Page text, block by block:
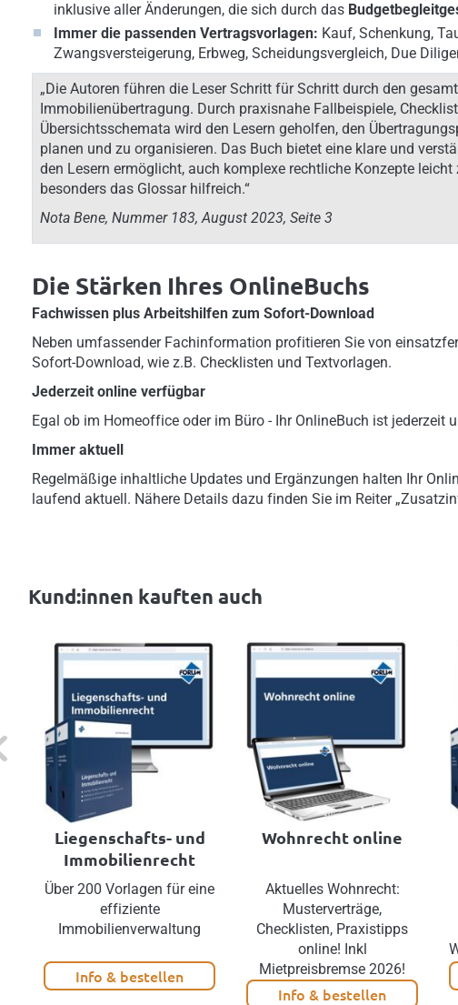
inklusive aller Änderungen, die sich durch das
Immer die passenden Vertragsvorlagen: Kauf, Schenkung,
Zwangsversteigerung, Erbweg, Scheidungsvergleich, Due
„Die Autoren führen die Leser Schritt für Schritt durch den
Immobilienübertragung. Durch praxisnahe Fallbeispiele,
Übersichtsschemata wird den Lesern geholfen, den
planen und zu organisieren. Das Buch bietet eine klare und
den Lesern ermöglicht, auch komplexe rechtliche Konzepte
besonders das Glossar hilfreich.“
Nota Bene, Nummer 183, August 2023, Seite 3
Die Stärken Ihres OnlineBuchs
Fachwissen plus Arbeitshilfen zum Sofort-Download
Neben umfassender Fachinformation profitieren Sie von
Sofort-Download, wie z.B. Checklisten und Textvorlagen.
Jederzeit online verfügbar
Egal ob im Homeoffice oder im Büro - Ihr OnlineBuch ist jederzeit
Immer aktuell
Regelmäßige inhaltliche Updates und Ergänzungen halten Ihr
laufend aktuell. Nähere Details dazu finden Sie im Reiter
Kund:innen kauften auch
Liegenschafts- und
Immobilienrecht
Über 200 Vorlagen für eine
effiziente
Immobilienverwaltung
Info & bestellen
Wohnrecht online
Aktuelles Wohnrecht:
Musterverträge,
Checklisten, Praxistipps
online! Inkl
Mietpreisbremse 2026!
Info & bestellen